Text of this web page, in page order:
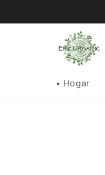
al contenido
• Hogar